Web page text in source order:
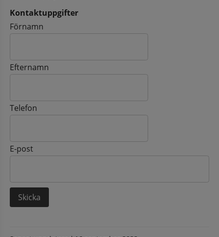
Kontaktuppgifter
Kontaktuppgifter
Förnamn
Efternamn
Telefon
E-post